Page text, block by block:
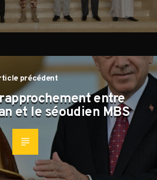
précédent
entre
et le séoudien MBS